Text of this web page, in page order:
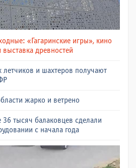
«Гагаринские игры», кино
древностей
летчиков и шахтеров получают
жарко и ветрено
36 тысяч балаковцев сделали
с начала года